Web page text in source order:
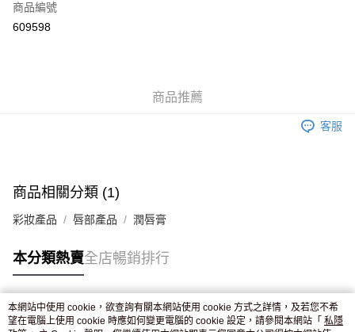
Apple Pay
付款後門市自取，訂單確認後2-4個工作天到店，7天內取。逾期後
商品編號
609598
商品推薦
客服
商品相關分類 (1)
彩妝產品 唇部產品 潤唇膏
本分類熱賣全店暢銷排行
熱門標籤
本網站中使用 cookie，欲查詢有關本網站使用 cookie 方式之詳情，及若您不希
望在電腦上使用 cookie 時應如何變更電腦的 cookie 設定，請參閱本網站「 私隱